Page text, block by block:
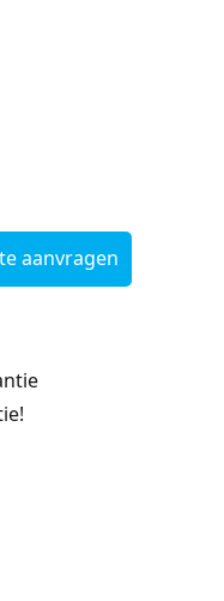
aanvragen